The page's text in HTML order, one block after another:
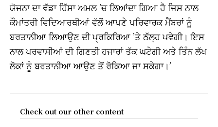
ਯੋਜਨਾ ਦਾ ਵੱਡਾ ਹਿੱਸਾ ਅਮਲ ’ਚ ਲਿਆਂਦਾ ਗਿਆ ਹੈ ਜਿਸ ਨਾਲ
ਕੌਮਾਂਤਰੀ ਵਿਦਿਆਰਥੀਆਂ ਵੱਲੋਂ ਆਪਣੇ ਪਰਿਵਾਰਕ ਮੈਂਬਰਾਂ ਨੂੰ
ਬਰਤਾਨੀਆ ਲਿਆਉਣ ਦੀ ਪ੍ਰਕਿਰਿਆ ’ਤੇ ਠੱਲ੍ਹ ਪਵੇਗੀ। ਇਸ
ਨਾਲ ਪਰਵਾਸੀਆਂ ਦੀ ਗਿਣਤੀ ਹਜਾਰਾਂ ਤੱਕ ਘਟੇਗੀ ਅਤੇ ਤਿੰਨ ਲੱਖ
ਲੋਕਾਂ ਨੂੰ ਬਰਤਾਨੀਆ ਆਉਣ ਤੋਂ ਰੋਕਿਆ ਜਾ ਸਕੇਗਾ।’
Check out our other content